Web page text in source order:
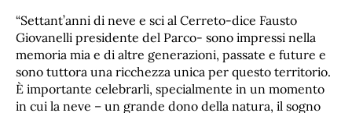
“Settant’anni di neve e sci al Cerreto-dice Fausto
Giovanelli presidente del Parco- sono impressi nella
memoria mia e di altre generazioni, passate e future e
sono tuttora una ricchezza unica per questo territorio.
È importante celebrarli, specialmente in un momento
in cui la neve – un grande dono della natura, il sogno